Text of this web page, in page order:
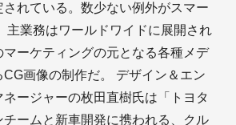
れている。数少ない例外がスマー
主業務はワールドワイドに展開され
マーケティングの元となる各種メデ
CG画像の制作だ。 デザイン＆エン
ネージャーの枚田直樹氏は「トヨタ
ームと新車開発に携われる、クル